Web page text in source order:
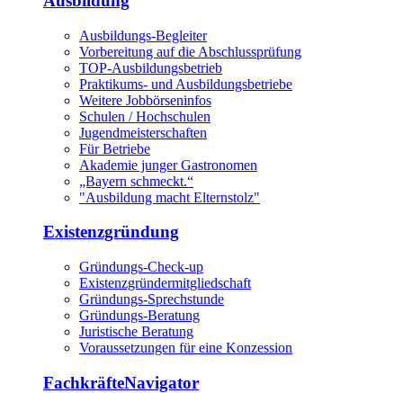
Ausbildungs-Begleiter
Vorbereitung auf die Abschlussprüfung
TOP-Ausbildungsbetrieb
Praktikums- und Ausbildungsbetriebe
Weitere Jobbörseninfos
Schulen / Hochschulen
Jugendmeisterschaften
Für Betriebe
Akademie junger Gastronomen
„Bayern schmeckt.“
"Ausbildung macht Elternstolz"
Existenzgründung
Gründungs-Check-up
Existenzgründermitgliedschaft
Gründungs-Sprechstunde
Gründungs-Beratung
Juristische Beratung
Voraussetzungen für eine Konzession
FachkräfteNavigator